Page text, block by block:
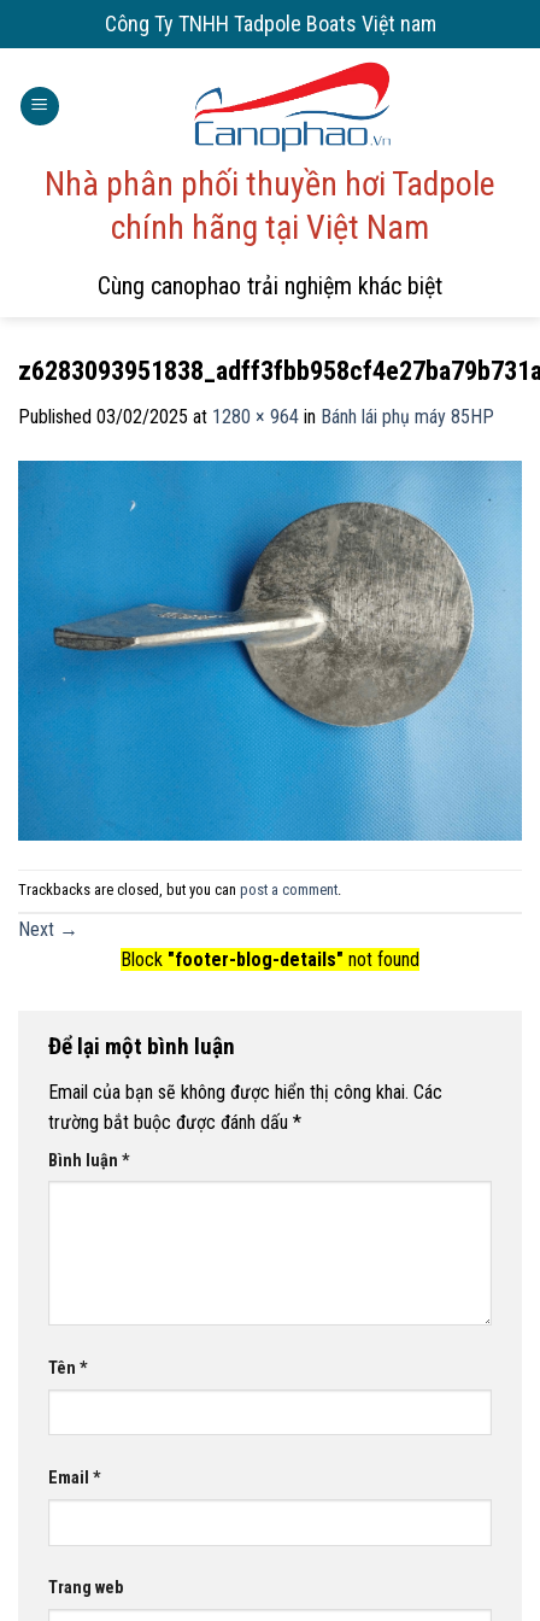
to
Công Ty TNHH Tadpole Boats Việt nam
Nhà phân phối thuyền hơi Tadpole
chính hãng tại Việt Nam
Cùng canophao trải nghiệm khác biệt
Published 03/02/2025 at 1280 × 964 in Bánh lái phụ máy 85HP
Trackbacks are closed, but you can post a comment.
Next →
Block "footer-blog-details" not found
Để lại một bình luận
Email của bạn sẽ không được hiển thị công khai. Các
trường bắt buộc được đánh dấu *
Bình luận *
Tên *
Email *
Trang web